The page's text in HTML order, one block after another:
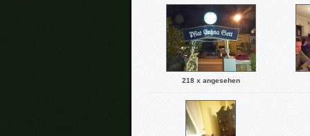
218 x angesehen